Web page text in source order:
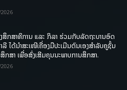
ສຶກສາທິການ ແລະ ກິລາ ຮ່ວມກັບລັດຖະບານອົດ
ລີ ໄດ້ນຳສະເໜີເຄື່ອງມືປະເມີນຕົນເອງສຳລັບຄູຊັ້ນ
ກສາ ເພື່ອສົ່ງເສີມຄຸນນະພາບການສຶກສາ.